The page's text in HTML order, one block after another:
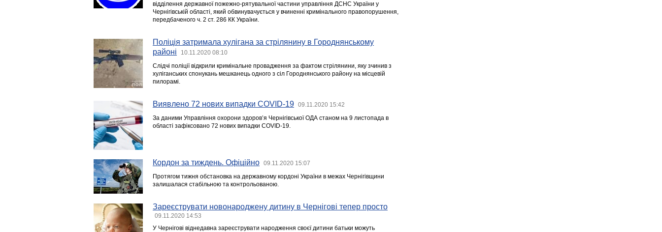
відділення державної пожежно-рятувальної частини управління ДСНС України у
Чернігівській області, який обвинувачується у вчиненні кримінального правопорушення,
передбаченого ч. 2 ст. 286 КК України.
Поліція затримала хулігана за стрілянину в Городнянському
районі
10.11.2020 08:10
Слідчі поліції відкрили кримінальне провадження за фактом стрілянини, яку зчинив з
хуліганських спонукань мешканець одного з сіл Городнянського району на місцевій
пилорамі.
Виявлено 72 нових випадки COVID-19 09.11.2020 15:42
За даними Управління охорони здоров’я Чернігівської ОДА станом на 9 листопада в
області зафіксовано 72 нових випадки COVID-19.
Кордон за тиждень. Офіційно 09.11.2020 15:07
Протягом тижня обстановка на державному кордоні України в межах Чернігівщини
залишалася стабільною та контрольованою.
Зареєструвати новонароджену дитину в Чернігові тепер просто
09.11.2020 14:53
У Чернігові віднедавна зареєструвати народження своєї дитини батьки можуть